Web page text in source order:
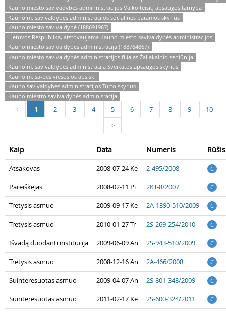
Kauno miesto savivadybės adminnistracijos Vaiko teisių apsaugos tarnyba
Kauno m. savivaldybės administracijos socialinės paramos skyrius
Kauno miesto savivaldybė (188691967)
Lietuvos Respublika, atstovaujama Kauno miesto savivaldybės administracijos
Kauno miesto savivaldybės administracija (188764867)
Kauno miesto savivaldybės administracijos filialas Žaliakalnio seniūnija
Kauno m. savivaldybės administracija Sveikatos apsaugos skyrius
Kauno m. sa-bės viešosios aps.sk.
Kauno savivaldybės administracijos Turto skyrius
Kauno miestro savivaldybės adminisracija
< 1 2 3 4 5 6 7 8 9 10
>
Kaip Data Numeris Rūšis
Atsakovas 2008-07-24 Ke 2-495/2008 C
Pareiškėjas 2008-02-11 Pi 2KT-8/2007 C
Tretysis asmuo 2009-09-17 Ke 2A-1390-510/2009 C
Tretysis asmuo 2010-01-27 Tr 2S-269-254/2010 C
Išvadą duodanti institucija 2009-06-09 An 2S-943-510/2009 C
Tretysis asmuo 2008-12-16 An 2A-466/2008 C
Suinteresuotas asmuo 2009-04-07 An 2S-801-343/2009 C
Suinteresuotas asmuo 2011-02-17 Ke 2S-600-324/2011 C